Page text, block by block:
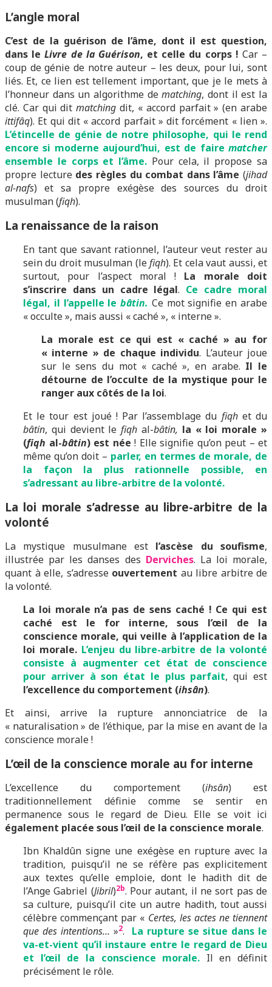
L’angle moral
C’est de la guérison de l’âme, dont il est question,
dans leLivre de la Guérison, et celle du corps ! Car –
coup de génie de notre auteur – les deux, pour lui, sont
liés. Et, ce lien est tellement important, que je le mets à
l’honneur dans un algorithme dematching, dont il est la
clé. Car qui ditmatching dit, « accord parfait » (en arabe
ittifâq). Et qui dit « accord parfait » dit forcément « lien ».
L’étincelle de génie de notre philosophe, qui le rend
encore si moderne aujourd’hui, est de faire matcher
ensemble le corps et l’âme. Pour cela, il propose sa
propre lecturedes règles du combat dans l’âme (jihad
al-nafs) et sa propre exégèse des sources du droit
musulman (fiqh).
La renaissance de la raison
En tant que savant rationnel, l’auteur veut rester au
sein du droit musulman (lefiqh). Et cela vaut aussi, et
surtout, pour l’aspect moral ! La morale doit
s’inscrire dans un cadre légal. Ce cadre moral
légal, il l’appelle lebâtin. Ce mot signifie en arabe
« occulte », mais aussi « caché », « interne ».
La morale est ce qui est « caché » au for
« interne » de chaque individu. L’auteur joue
sur le sens du mot « caché », en arabe. Il le
détourne de l’occulte de la mystique pour le
ranger aux côtés de la loi.
Et le tour est joué ! Par l’assemblage du fiqhet du
bâtin, qui devient lefiqh al-bâtin, la « loi morale »
(fiqh al-bâtin) est née ! Elle signifie qu’on peut – et
même qu’on doit – parler, en termes de morale, de
la façon la plus rationnelle possible, en
s’adressant au libre-arbitre de la volonté.
La loi morale s’adresse au libre-arbitre de la
volonté
La mystique musulmane est l’ascèse du soufisme,
illustrée par les danses des Derviches. La loi morale,
quant à elle, s’adresse ouvertement au libre arbitre de
la volonté.
La loi morale n’a pas de sens caché ! Ce qui est
caché est le for interne, sous l’œil de la
conscience morale, qui veille à l’application de la
loi morale. L’enjeu du libre-arbitre de la volonté
consiste à augmenter cet état de conscience
pour arriver à son état le plus parfait, qui est
l’excellence du comportement (ihsân).
Et ainsi, arrive la rupture annonciatrice de la
« naturalisation » de l’éthique, par la mise en avant de la
conscience morale !
L’œil de la conscience morale au for interne
L’excellence du comportement (ihsân) est
traditionnellement définie comme se sentir en
permanence sous le regard de Dieu. Elle se voit ici
également placée sous l’œil de la conscience morale.
Ibn Khaldûn signe une exégèse en rupture avec la
tradition, puisqu’il ne se réfère pas explicitement
aux textes qu’elle emploie, dont le hadith dit de
l’Ange Gabriel (Jibril)2b. Pour autant, il ne sort pas de
sa culture, puisqu’il cite un autre hadith, tout aussi
célèbre commençant par « Certes, les actes ne tiennent
que des intentions… »2. La rupture se situe dans le
va-et-vient qu’il instaure entre le regard de Dieu
et l’œil de la conscience morale. Il en définit
précisément le rôle.